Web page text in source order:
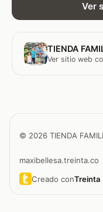
Ver
TIENDA
Ver sitio web
© 2026 TIENDA
maxibellesa.treinta.co
Creado conTreinta